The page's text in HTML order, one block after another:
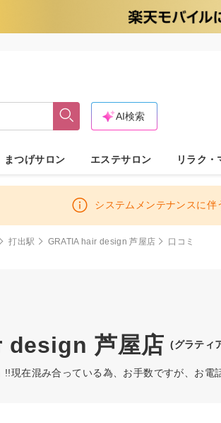
AI検索
まつげサロン エステサロン リラク・
システムメンテナンスに
打出駅 GRATIA hair design 芦屋店 口コミ
design 芦屋店 (グラテ
現在混み合っている為、お手数ですが、お電